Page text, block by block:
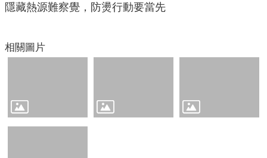
口
計
息
隱藏熱源難察覺，防燙行動要當先
相關圖片